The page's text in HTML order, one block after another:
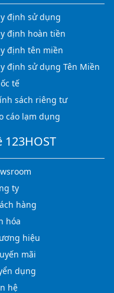
định sử dụng
định hoàn tiền
định tên miền
định sử dụng Tên Miền
tế
sách riêng tư
cáo lạm dụng
123HOST
ty
hàng
hóa
hiệu
mãi
dụng
hệ